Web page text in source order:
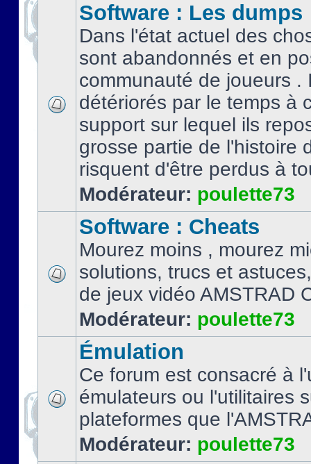
Software : Les dumps
Dans l'état actuel des
sont abandonnés et en
communauté de joueurs .
détériorés par le temps à
support sur lequel ils
grosse partie de l'histoire
risquent d'être perdus à
Modérateur: poulette73
Software : Cheats
Mourez moins , mourez
solutions, trucs et
de jeux vidéo AMSTRAD
Modérateur: poulette73
Émulation
Ce forum est consacré à
émulateurs ou l'utilitaires
plateformes que
Modérateur: poulette73